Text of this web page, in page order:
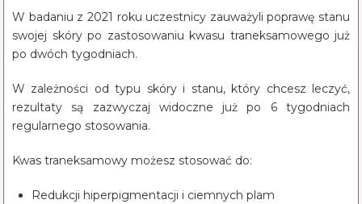
W badaniu z 2021 roku uczestnicy zauważyli poprawę stanu
swojej skóry po zastosowaniu kwasu traneksamowego już
po dwóch tygodniach.
W zależności od typu skóry i stanu, który chcesz leczyć,
rezultaty są zazwyczaj widoczne już po 6 tygodniach
regularnego stosowania.
Kwas traneksamowy możesz stosować do:
Redukcji hiperpigmentacji i ciemnych plam